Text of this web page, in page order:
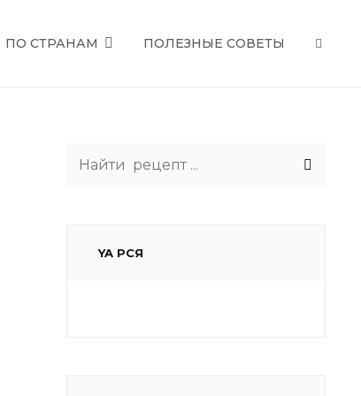
ПО СТРАНАМ ПОЛЕЗНЫЕ СОВЕТЫ
Search
YA РСЯ